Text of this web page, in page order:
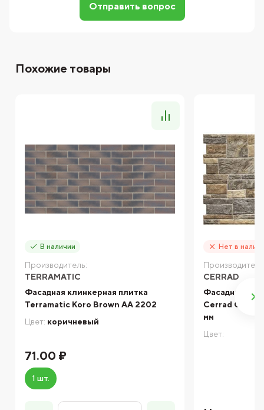
Отправить вопрос
Похожие товары
В наличии
Производитель:
TERRAMATIC
Фасадная клинкерная плитка
Terramatic Koro Brown AA 2202
Цвет: коричневый
71.00 ₽
1 шт.
Нет в
CERRAD
Фасадная
Cerrad
мм
Цвет: